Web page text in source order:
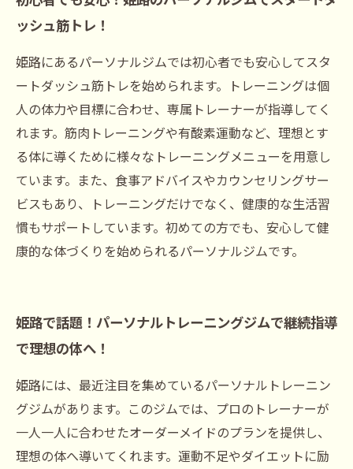
ッシュ筋トレ！
姫路にあるパーソナルジムでは初心者でも安心してスタ
ートダッシュ筋トレを始められます。トレーニングは個
人の体力や目標に合わせ、専属トレーナーが指導してく
れます。筋肉トレーニングや有酸素運動など、理想とす
る体に導くために様々なトレーニングメニューを用意し
ています。また、食事アドバイスやカウンセリングサー
ビスもあり、トレーニングだけでなく、健康的な生活習
慣もサポートしています。初めての方でも、安心して健
康的な体づくりを始められるパーソナルジムです。
姫路で話題！パーソナルトレーニングジムで継続指導
で理想の体へ！
姫路には、最近注目を集めているパーソナルトレーニン
グジムがあります。このジムでは、プロのトレーナーが
一人一人に合わせたオーダーメイドのプランを提供し、
理想の体へ導いてくれます。運動不足やダイエットに励